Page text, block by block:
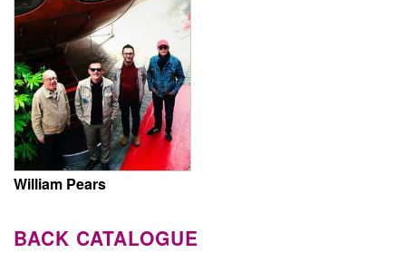
William Pears
BACK CATALOGUE